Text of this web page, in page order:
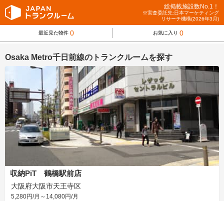
総掲載施設数No.1！
※実査委託先:日本マーケティング
リサーチ機構(2026年3月)
最近見た物件 0 お気に入り 0
Osaka Metro千日前線のトランクルームを探す
収納PiT 鶴橋駅前店
大阪府大阪市天王寺区
5,280円/月～14,080円/月